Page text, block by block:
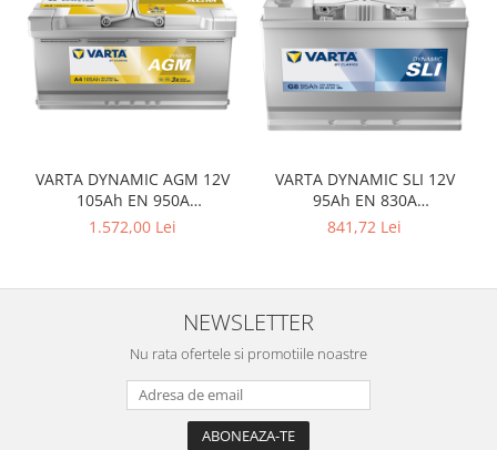
VARTA DYNAMIC AGM 12V
105Ah EN 950A
394x175x190mm
1.572,00 Lei
VARTA DYNAMIC SLI 12V
95Ah EN 830A
306x173x225mm
841,72 Lei
NEWSLETTER
Nu rata ofertele si promotiile noastre